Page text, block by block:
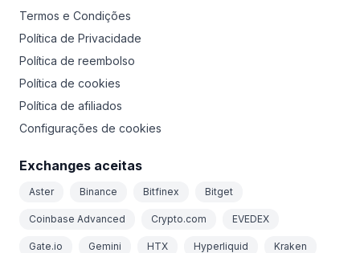
Termos e Condições
Política de Privacidade
Política de reembolso
Política de cookies
Política de afiliados
Configurações de cookies
Exchanges aceitas
Aster Binance Bitfinex Bitget
Coinbase Advanced Crypto.com EVEDEX
Gate.io Gemini HTX Hyperliquid Kraken